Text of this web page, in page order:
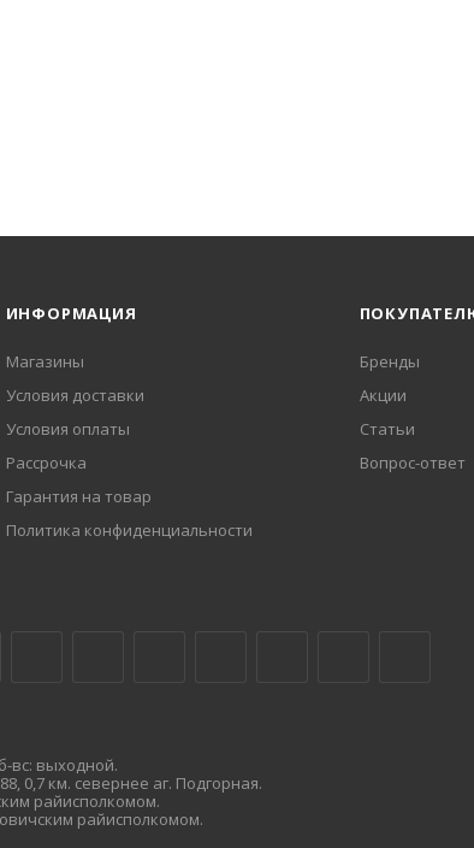
ИНФОРМАЦИЯ
Магазины
Условия доставки
Условия оплаты
Рассрочка
Гарантия на товар
Политика конфиденциальности
Бренды
Акции
Статьи
Вопрос-ответ
вс: выходной.
0,7 км. севернее аг. Подгорная.
райисполкомом.
райисполкомом.